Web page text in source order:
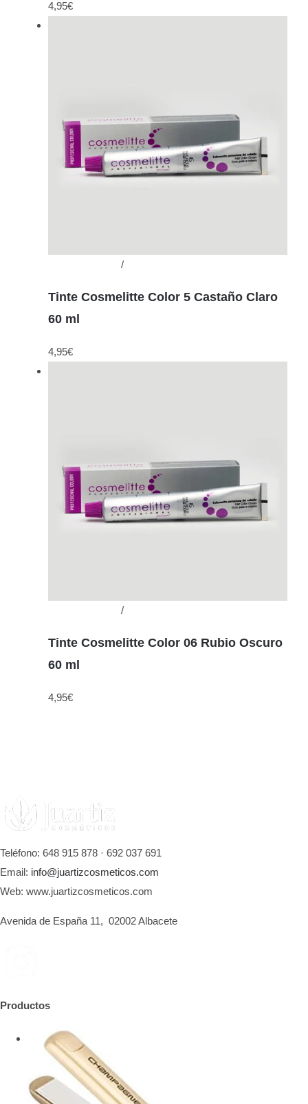
4,95€
/
Tinte Cosmelitte Color 5 Castaño Claro
60 ml
4,95€
/
Tinte Cosmelitte Color 06 Rubio Oscuro
60 ml
4,95€
Teléfono: 648 915 878 · 692 037 691
Email: info@juartizcosmeticos.com
Web: www.juartizcosmeticos.com
Avenida de España 11, 02002 Albacete
Productos